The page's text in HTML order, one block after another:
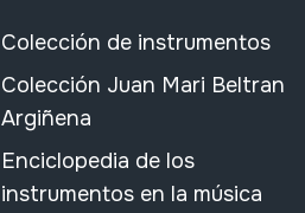
Colección de instrumentos
Colección Juan Mari Beltran
Argiñena
Enciclopedia de los
instrumentos en la música